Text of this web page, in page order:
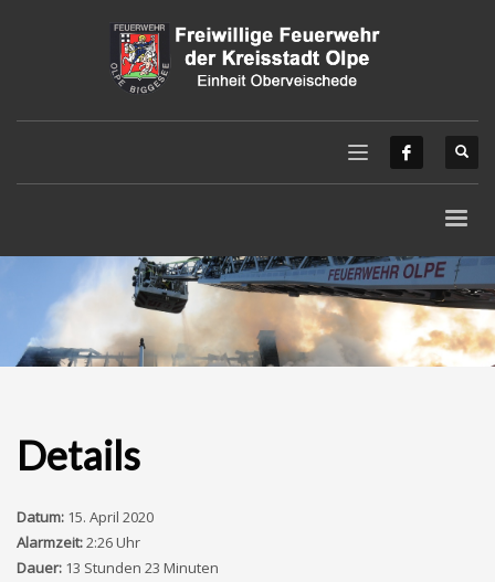
Details
Datum: 15. April 2020
Alarmzeit:2:26 Uhr
Dauer: 13 Stunden 23 Minuten